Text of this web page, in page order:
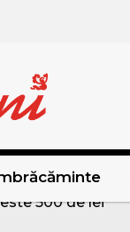
500 de lei